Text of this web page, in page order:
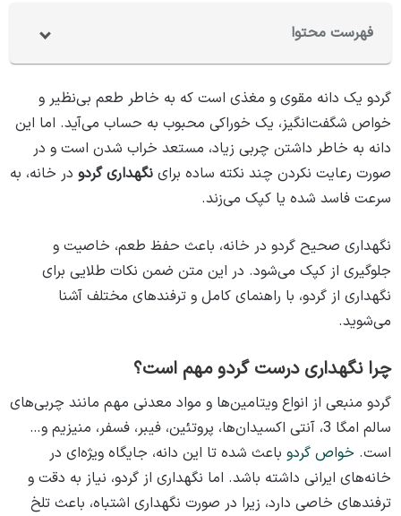
فهرست محتوا
گردو یک دانه مقوی و مغذی است که به خاطر طعم بی‌نظیر و
خواص شگفت‌انگیز، یک خوراکی محبوب به حساب می‌آید. اما این
دانه به خاطر داشتن چربی زیاد، مستعد خراب شدن است و در
صورت رعایت نکردن چند نکته ساده برای نگهداری گردو در خانه، به
سرعت فاسد شده یا کپک می‌زند.
نگهداری صحیح گردو در خانه، باعث حفظ طعم، خاصیت و
جلوگیری از کپک می‌شود. در این متن ضمن نکات طلایی برای
نگهداری از گردو، با راهنمای کامل و ترفندهای مختلف آشنا
می‌شوید.
چرا نگهداری درست گردو مهم است؟
گردو منبعی از انواع ویتامین‌ها و مواد معدنی مهم مانند چربی‌های
سالم امگا 3، آنتی اکسیدان‌ها، پروتئین، فیبر، فسفر، منیزیم و…
است. خواص گردو باعث شده تا این دانه، جایگاه ویژه‌ای در
خانه‌های ایرانی داشته باشد. اما نگهداری از گردو، نیاز به دقت و
ترفندهای خاصی دارد، زیرا در صورت نگهداری اشتباه، باعث تلخ